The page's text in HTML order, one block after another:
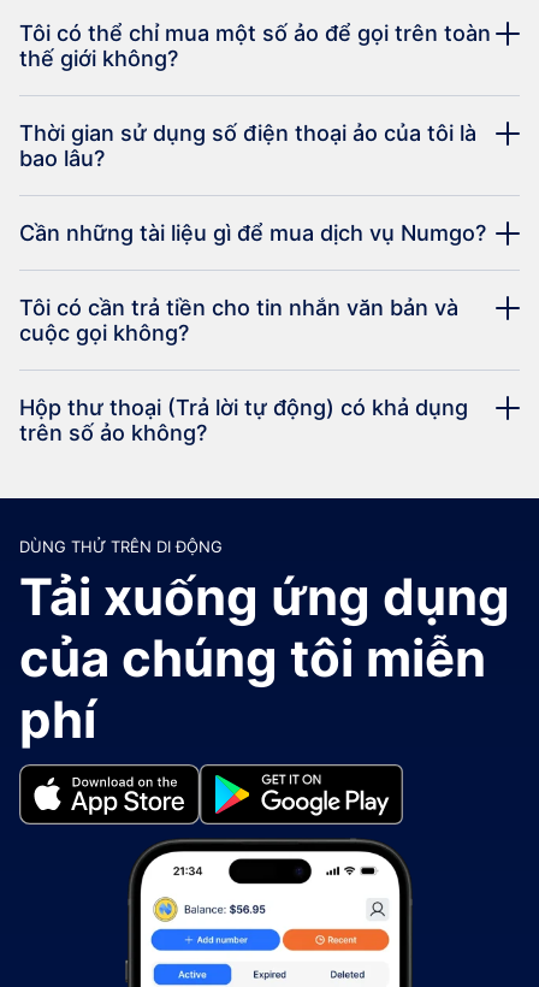
Tôi có thể chỉ mua một số ảo để gọi trên toàn
thế giới không?
Thời gian sử dụng số điện thoại ảo của tôi là
bao lâu?
Cần những tài liệu gì để mua dịch vụ Numgo?
Tôi có cần trả tiền cho tin nhắn văn bản và
cuộc gọi không?
Hộp thư thoại (Trả lời tự động) có khả dụng
trên số ảo không?
DÙNG THỬ TRÊN DI ĐỘNG
Tải xuống ứng dụng
của chúng tôi miễn
phí